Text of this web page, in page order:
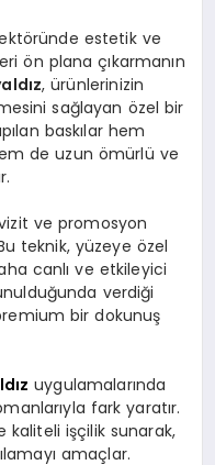
estetik ve
ön plana çıkarmanın
, ürünlerinizin
sağlayan özel bir
baskılar hem
de uzun ömürlü ve
ve promosyon
teknik, yüzeye özel
canlı ve etkileyici
verdiği
bir dokunuş
uygulamalarında
fark yaratır.
kaliteli işçilik sunarak,
amaçlar.